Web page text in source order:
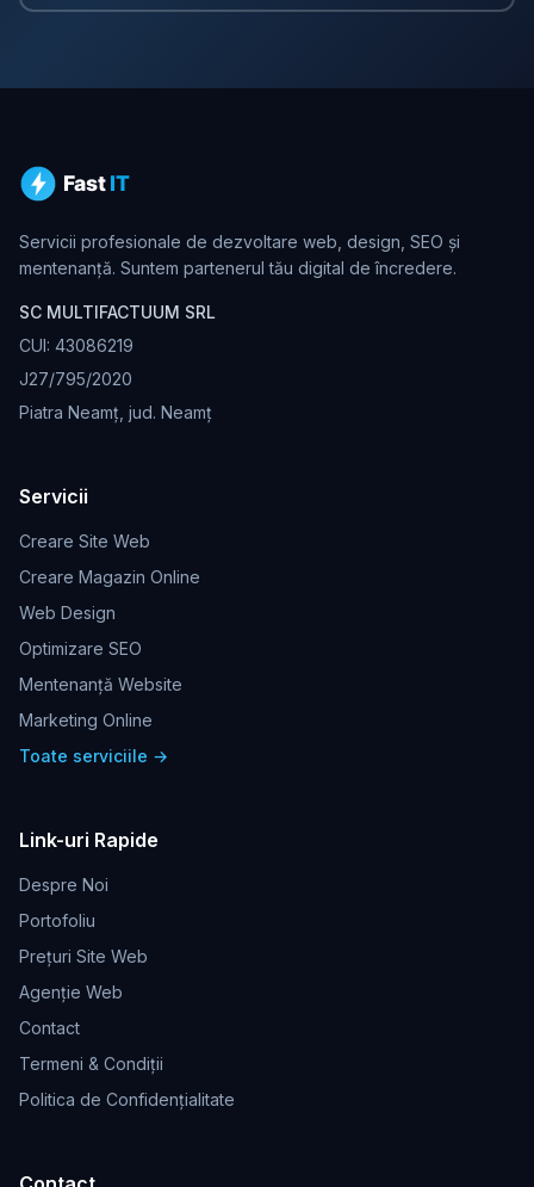
Servicii profesionale de dezvoltare web, design, SEO și
mentenanță. Suntem partenerul tău digital de încredere.
SC MULTIFACTUUM SRL
CUI: 43086219
J27/795/2020
Piatra Neamț, jud. Neamț
Servicii
Creare Site Web
Creare Magazin Online
Web Design
Optimizare SEO
Mentenanță Website
Marketing Online
Toate serviciile →
Link-uri Rapide
Despre Noi
Portofoliu
Prețuri Site Web
Agenție Web
Contact
Termeni & Condiții
Politica de Confidențialitate